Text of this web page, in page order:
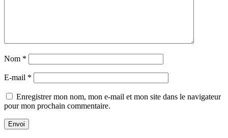
Nom *
E-mail *
Enregistrer mon nom, mon e-mail et mon site dans le navigateur
pour mon prochain commentaire.
Envoi